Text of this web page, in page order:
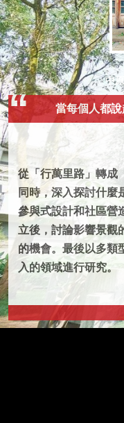
中
當每個人都
從「行萬里路」轉成
同時，深入探討什麼
參與式設計和社區營
立後，討論影響景觀
的機會。最後以多類
入的領域進行研究。